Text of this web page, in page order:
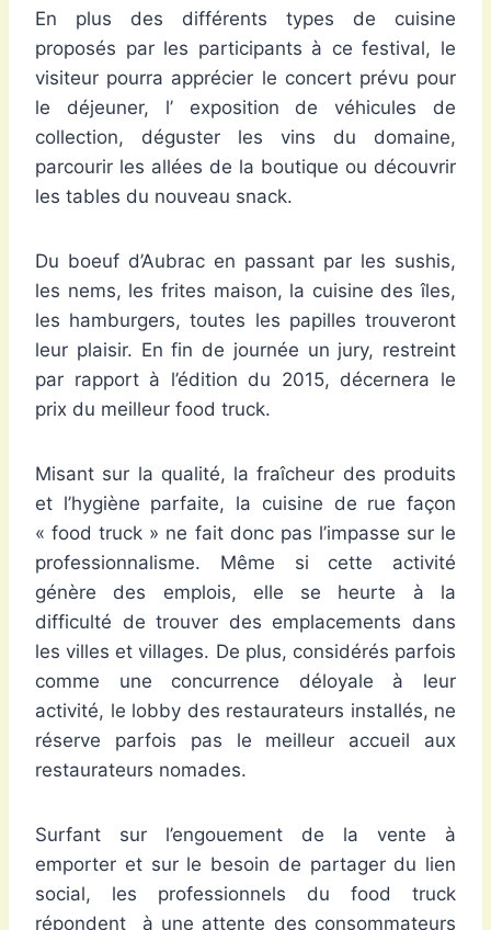
En plus des différents types de cuisine
proposés par les participants à ce festival, le
visiteur pourra apprécier le concert prévu pour
le déjeuner, l’ exposition de véhicules de
collection, déguster les vins du domaine,
parcourir les allées de la boutique ou découvrir
les tables du nouveau snack.
Du boeuf d’Aubrac en passant par les sushis,
les nems, les frites maison, la cuisine des îles,
les hamburgers, toutes les papilles trouveront
leur plaisir. En fin de journée un jury, restreint
par rapport à l’édition du 2015, décernera le
prix du meilleur food truck.
Misant sur la qualité, la fraîcheur des produits
et l’hygiène parfaite, la cuisine de rue façon
« food truck » ne fait donc pas l’impasse sur le
professionnalisme. Même si cette activité
génère des emplois, elle se heurte à la
difficulté de trouver des emplacements dans
les villes et villages. De plus, considérés parfois
comme une concurrence déloyale à leur
activité, le lobby des restaurateurs installés, ne
réserve parfois pas le meilleur accueil aux
restaurateurs nomades.
Surfant sur l’engouement de la vente à
emporter et sur le besoin de partager du lien
social, les professionnels du food truck
répondent à une attente des consommateurs